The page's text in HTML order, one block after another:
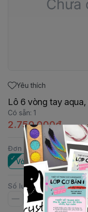
Yêu thích
Lô 6 vòng tay
Có sẵn: 1
2.750.000đ
Đơn vị:
Vòng tay
Số lượng